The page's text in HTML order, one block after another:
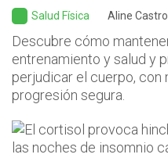
Salud Física Aline Castro
Descubre cómo
entrenamiento y salud y
perjudicar el cuerpo, con
progresión segura.